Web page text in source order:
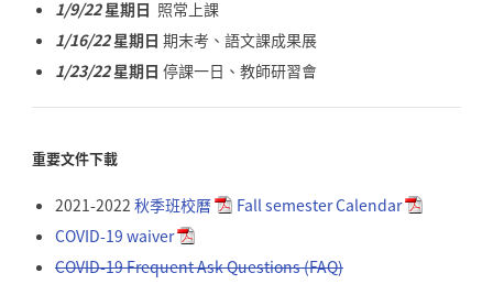
1/9/22星期日 照常上課
1/16/22星期日 期末考、語文課成果展
1/23/22星期日 停課一日、教師研習會
重要文件下載
2021-2022 秋季班校曆
Fall semester Calendar
COVID-19 waiver
COVID-19 Frequent Ask Questions (FAQ)